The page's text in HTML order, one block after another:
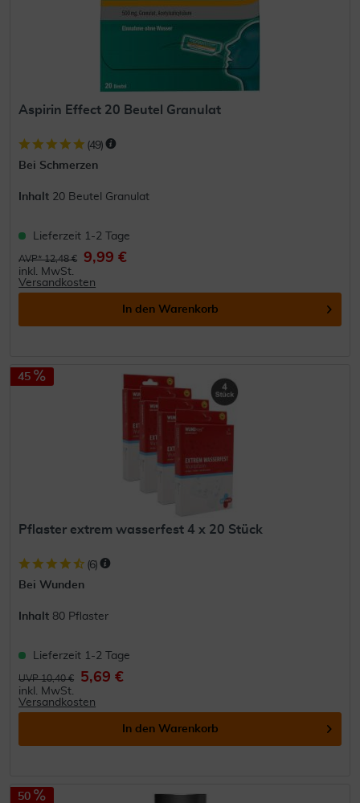
Aspirin Effect 20 Beutel Granulat
(49)
Bei Schmerzen
Inhalt 20 Beutel Granulat
Lieferzeit 1-2 Tage
AVP* 12,48 € 9,99 €
inkl. MwSt.
Versandkosten
In den Warenkorb
45
Pflaster extrem wasserfest 4 x 20 Stück
(6)
Bei Wunden
Inhalt 80 Pflaster
Lieferzeit 1-2 Tage
UVP 10,40 € 5,69 €
inkl. MwSt.
Versandkosten
In den Warenkorb
50